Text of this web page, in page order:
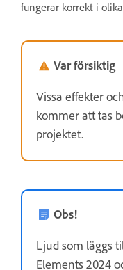
fungerar korrekt i
Var försiktig
Vissa effekter
kommer att tas
projektet.
Obs!
Ljud som läggs
Elements 2024